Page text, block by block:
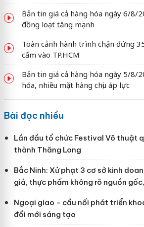
Bản tin giá cả hàng hóa ngày 6/8/
đồng loạt tăng mạnh
Toàn cảnh hành trình chặn đứng
cấm vào TP.HCM
Bản tin giá cả hàng hóa ngày 5/8/
hóa, nhiều mặt hàng chịu áp lực
Bài đọc nhiều
Lần đầu tổ chức Festival Võ thuật
thành Thăng Long
Bắc Ninh: Xử phạt 3 cơ sở kinh
giả, thực phẩm không rõ nguồn
Ngoại giao - cầu nối phát triển
đổi mới sáng tạo